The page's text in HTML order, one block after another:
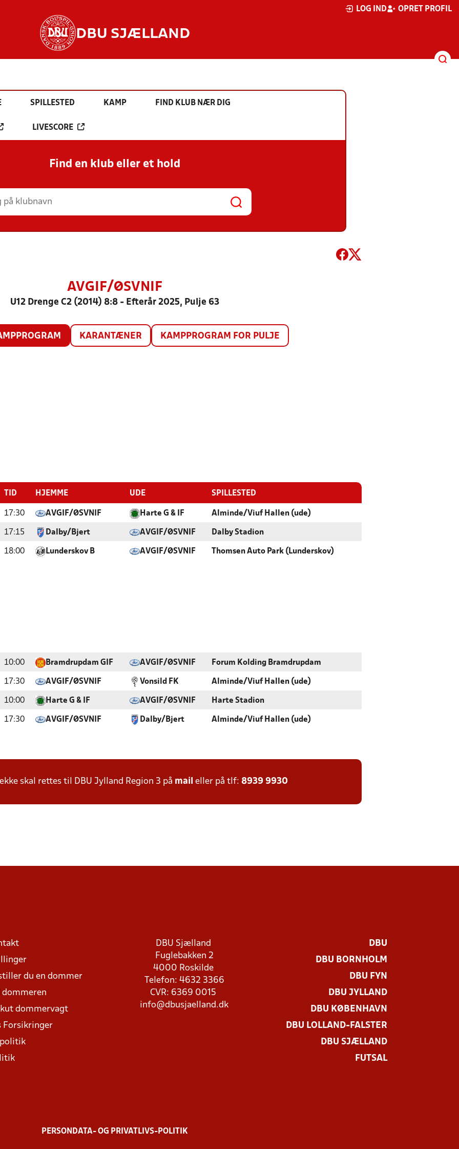
LOG IND OPRET PROFIL
DBU SJÆLLAND
SPILLESTED KAMP FIND KLUB NÆR DIG
LIVESCORE
Find en klub eller et hold
AVGIF/ØSVNIF
U12 Drenge C2 (2014) 8:8 - Efterår 2025, Pulje 63
KARANTÆNER KAMPPROGRAM FOR PULJE
TID HJEMME UDE SPILLESTED
17:30 AVGIF/ØSVNIF Harte G & IF Alminde/Viuf Hallen (ude)
17:15 Dalby/Bjert AVGIF/ØSVNIF Dalby Stadion
18:00 Lunderskov B AVGIF/ØSVNIF Thomsen Auto Park (Lunderskov)
10:00 Bramdrupdam GIF AVGIF/ØSVNIF Forum Kolding Bramdrupdam
17:30 AVGIF/ØSVNIF Vonsild FK Alminde/Viuf Hallen (ude)
10:00 Harte G & IF AVGIF/ØSVNIF Harte Stadion
17:30 AVGIF/ØSVNIF Dalby/Bjert Alminde/Viuf Hallen (ude)
skal rettes til DBU Jylland Region 3 på mail eller på tlf: 8939 9930
du en dommer
dommeren
dommervagt
Forsikringer
DBU Sjælland
Fuglebakken 2
4000 Roskilde
Telefon: 4632 3366
CVR: 6369 0015
info@dbusjaelland.dk
DBU
DBU BORNHOLM
DBU FYN
DBU JYLLAND
DBU KØBENHAVN
DBU LOLLAND-FALSTER
DBU SJÆLLAND
FUTSAL
PERSONDATA- OG PRIVATLIVS-POLITIK